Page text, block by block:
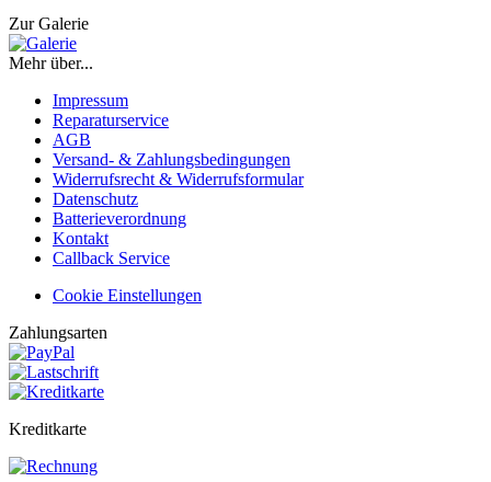
Zur Galerie
Mehr über...
Impressum
Reparaturservice
AGB
Versand- & Zahlungsbedingungen
Widerrufsrecht & Widerrufsformular
Datenschutz
Batterieverordnung
Kontakt
Callback Service
Cookie Einstellungen
Zahlungsarten
Kreditkarte